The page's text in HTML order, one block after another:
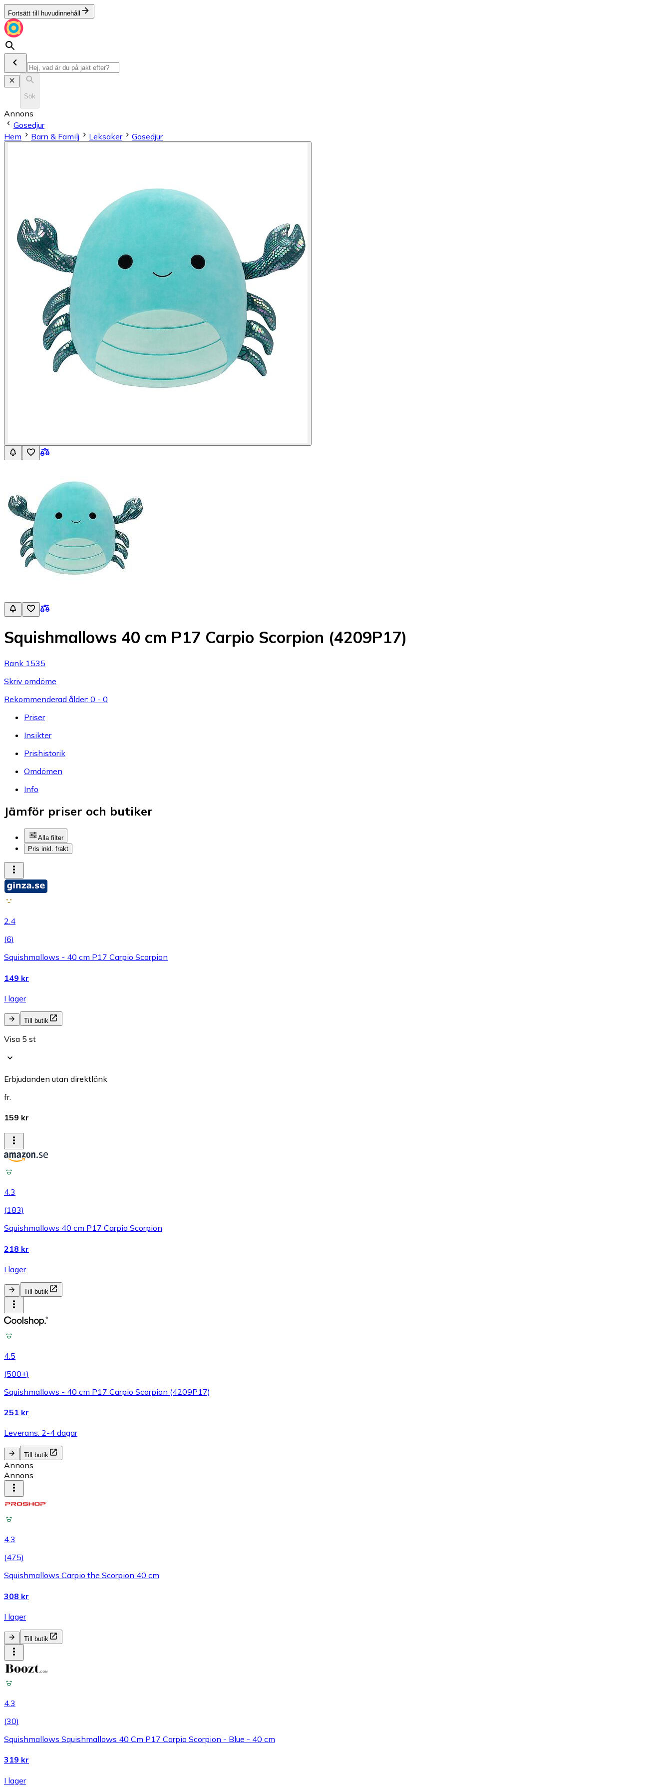
Fortsätt till huvudinnehåll
Sök
Annons
Gosedjur
Hem
Barn & Familj Leksaker Gosedjur
Squishmallows 40 cm P17 Carpio Scorpion (4209P17)
Rank 1535
Skriv omdöme
Rekommenderad ålder: 0 - 0
Priser
Insikter
Prishistorik
Omdömen
Info
Jämför priser och butiker
Alla filter
Pris inkl. frakt
2.4
(6)
Squishmallows - 40 cm P17 Carpio Scorpion
149 kr
I lager
Till butik
Visa 5 st
Erbjudanden utan direktlänk
fr.
159 kr
4.3
(183)
Squishmallows 40 cm P17 Carpio Scorpion
218 kr
I lager
Till butik
4.5
(500+)
Squishmallows - 40 cm P17 Carpio Scorpion (4209P17)
251 kr
Leverans: 2-4 dagar
Till butik
Annons
Annons
4.3
(475)
Squishmallows Carpio the Scorpion 40 cm
308 kr
I lager
Till butik
4.3
(30)
Squishmallows Squishmallows 40 Cm P17 Carpio Scorpion - Blue - 40 cm
319 kr
I lager